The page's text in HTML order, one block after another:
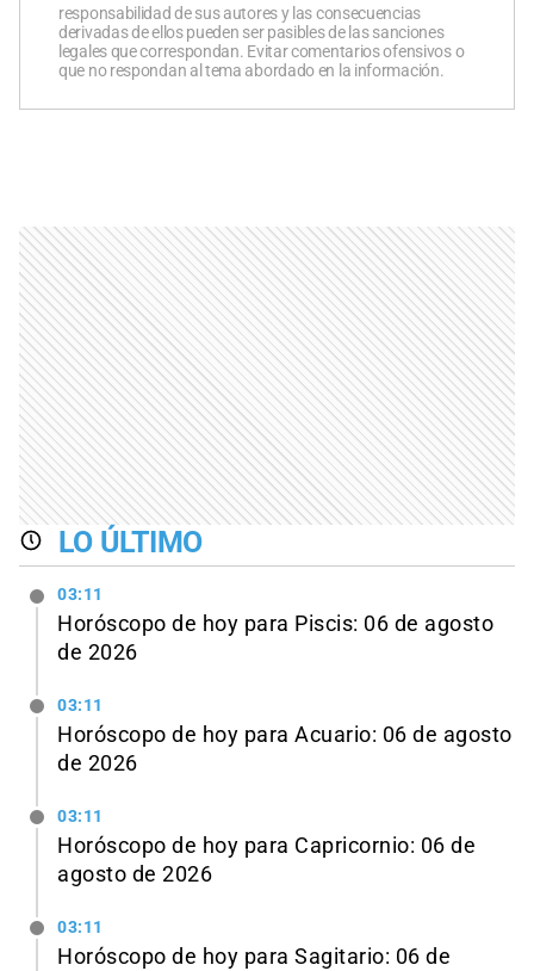
responsabilidad de sus autores y las consecuencias
derivadas de ellos pueden ser pasibles de las sanciones
legales que correspondan. Evitar comentarios ofensivos o
que no respondan al tema abordado en la información.
LO ÚLTIMO
03:11
Horóscopo de hoy para Piscis: 06 de agosto
de 2026
03:11
Horóscopo de hoy para Acuario: 06 de agosto
de 2026
03:11
Horóscopo de hoy para Capricornio: 06 de
agosto de 2026
03:11
Horóscopo de hoy para Sagitario: 06 de